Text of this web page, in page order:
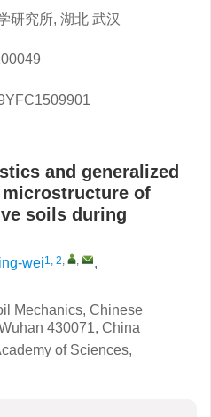
研究所, 湖北 武汉
and generalized
of
soils during
wei1, 2, ,
,
Mechanics, Chinese
430071, China
of Sciences,